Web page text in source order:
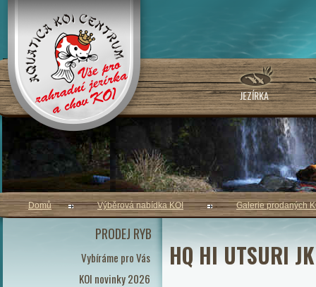
JEZÍRKA
PRODEJ RYB
Vybíráme pro Vás
KOI novinky 2026
Domů Výběrová nabídka KOI Galerie prodaných
HQ HI UTSURI